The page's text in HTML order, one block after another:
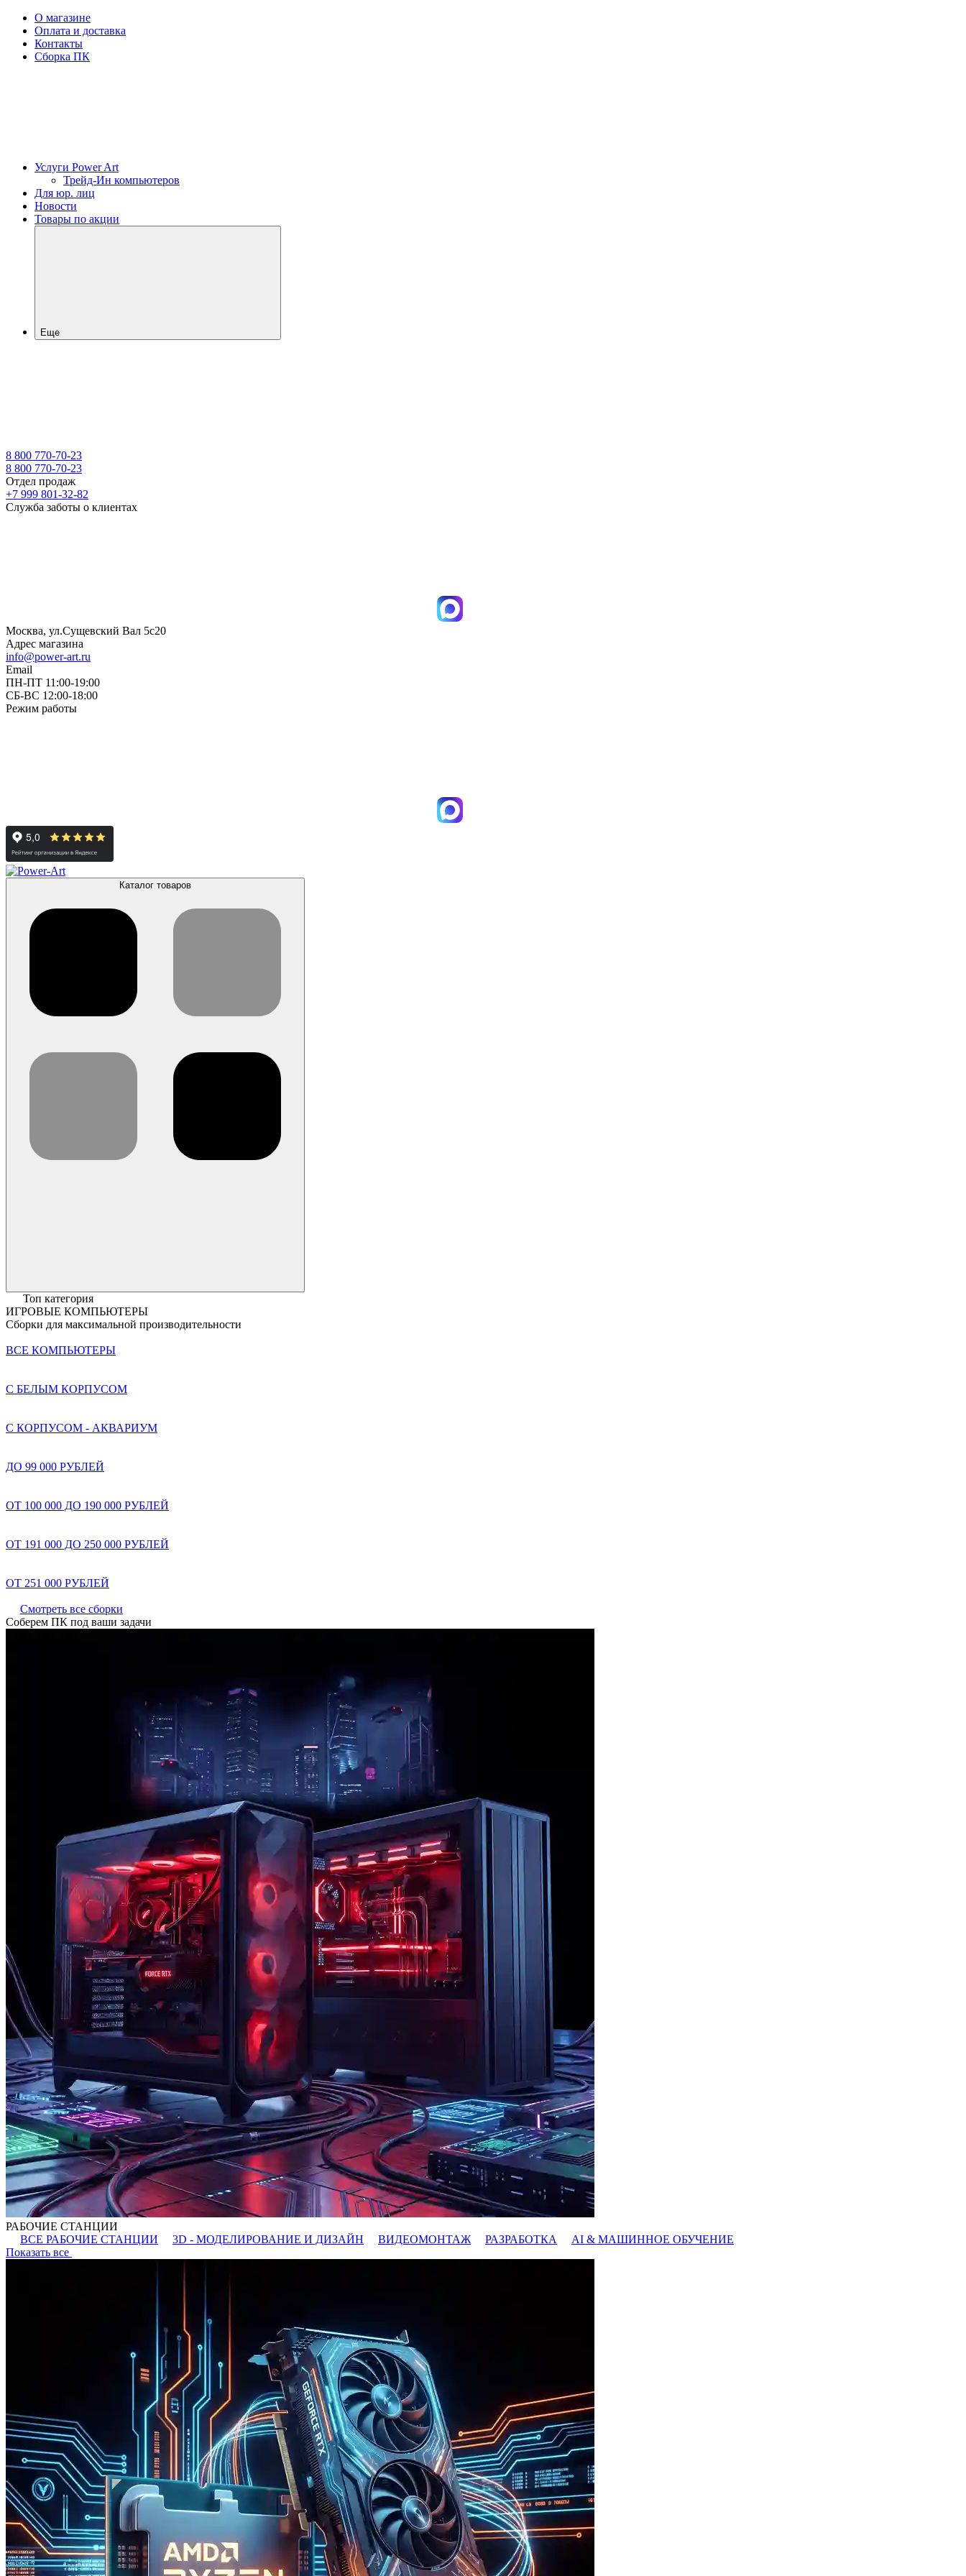
О магазине
Оплата и доставка
Контакты
Сборка ПК
Услуги Power Art
Трейд-Ин компьютеров
Для юр. лиц
Новости
Товары по акции
Еще
8 800 770-70-23
8 800 770-70-23
Отдел продаж
+7 999 801-32-82
Служба заботы о клиентах
Москва, ул.Сущевский Вал 5с20
Адрес магазина
info@power-art.ru
Email
ПН-ПТ 11:00-19:00
СБ-ВС 12:00-18:00
Режим работы
Каталог товаров
Топ категория
ИГРОВЫЕ КОМПЬЮТЕРЫ
Сборки для максимальной производительности
ВСЕ КОМПЬЮТЕРЫ
С БЕЛЫМ КОРПУСОМ
С КОРПУСОМ - АКВАРИУМ
ДО 99 000 РУБЛЕЙ
ОТ 100 000 ДО 190 000 РУБЛЕЙ
ОТ 191 000 ДО 250 000 РУБЛЕЙ
ОТ 251 000 РУБЛЕЙ
Смотреть все сборки
Соберем ПК под ваши задачи
РАБОЧИЕ СТАНЦИИ
ВСЕ РАБОЧИЕ СТАНЦИИ
3D - МОДЕЛИРОВАНИЕ И ДИЗАЙН ВИДЕОМОНТАЖ РАЗРАБОТКА
AI & МАШИННОЕ ОБУЧЕНИЕ
Показать все